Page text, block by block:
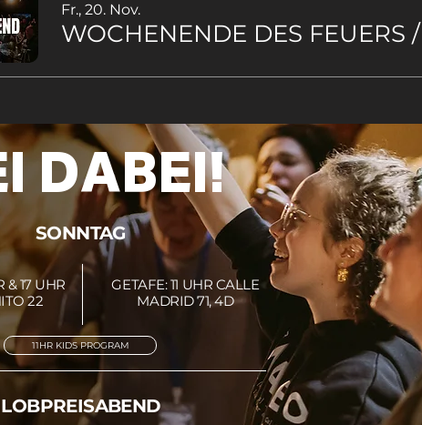
Fr., 20. Nov.
WOCHENENDE DES FEUERS /
DABEI!
SONNTAG
& 17 UHR
22
GETAFE: 11 UHR CALLE
MADRID 71, 4D
11HR KIDS PROGRAM
LOBPREISABEND